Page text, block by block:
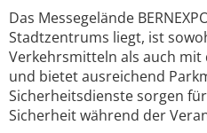
Das Messegelände
Stadtzentrums liegt, ist
Verkehrsmitteln als auch
und bietet ausreichend
Sicherheitsdienste sorgen
Sicherheit während der